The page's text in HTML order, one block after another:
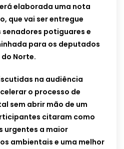
elaborada uma nota
que vai ser entregue
potiguares e
para os deputados
Norte.
na audiência
o processo de
sem abrir mão de um
citaram como
urgentes a maior
ambientais e uma melhor